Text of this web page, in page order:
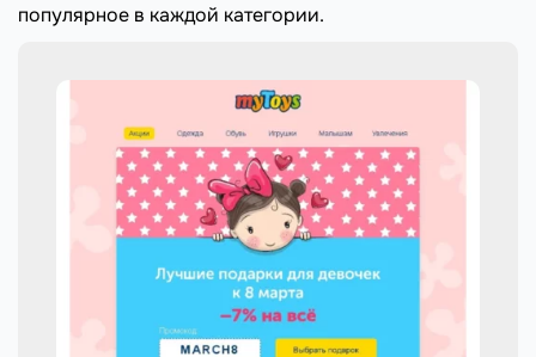
популярное в каждой категории.